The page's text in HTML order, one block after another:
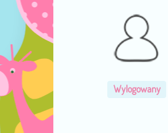
Wylogowany